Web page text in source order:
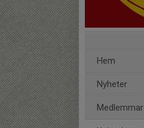
Hem
Nyheter
Medlemmar